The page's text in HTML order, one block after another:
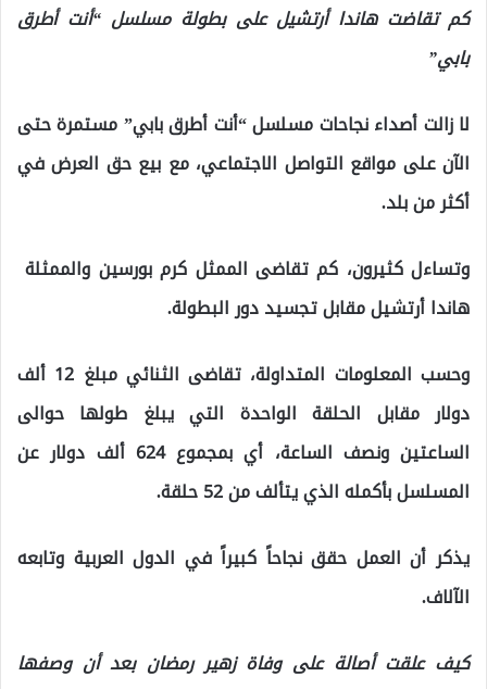
كم تقاضت هاندا أرتشيل على بطولة مسلسل “أنت أطرق
بابي”
لا زالت أصداء نجاحات مسلسل “أنت أطرق بابي” مستمرة حتى
الآن على مواقع التواصل الاجتماعي، مع بيع حق العرض في
أكثر من بلد.
وتساءل كثيرون، كم تقاضى الممثل ​كرم بورسين​ والممثلة ​
هاندا أرتشيل​ مقابل تجسيد دور البطولة.
وحسب المعلومات المتداولة، تقاضى الثنائي مبلغ 12 ألف
دولار مقابل الحلقة الواحدة التي يبلغ طولها حوالى
الساعتين ونصف الساعة، أي بمجموع 624 ألف دولار عن
المسلسل بأكمله الذي يتألف من 52 حلقة.
يذكر أن العمل حقق نجاحاً كبيراً في الدول العربية وتابعه
الآلاف.
كيف علقت أصالة على وفاة زهير رمضان بعد أن وصفها